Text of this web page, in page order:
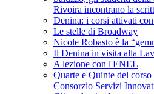
Rivoira incontrano la
Denina: i corsi attivati
Le stelle di Broadway
Nicole Robasto è la
Il Denina in visita alla
A lezione con l'ENEL
Quarte e Quinte del
Consorzio Servizi